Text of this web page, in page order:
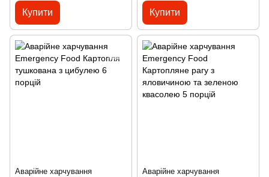
Купити Купити
Аварійне харчування
Аварійне харчування